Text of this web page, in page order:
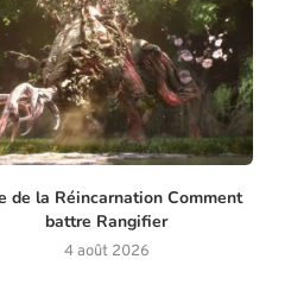
de la Réincarnation Comment
battre Rangifier
4 août 2026